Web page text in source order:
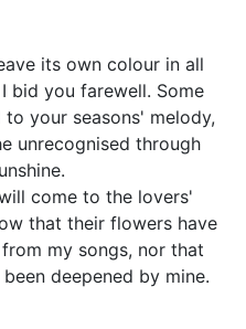
its own colour in all
bid you farewell. Some
your seasons' melody,
unrecognised through
come to the lovers'
that their flowers have
my songs, nor that
deepened by mine.